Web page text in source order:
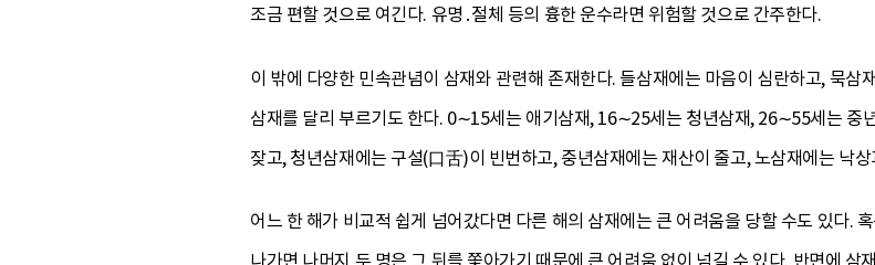
조금 편할 것으로 여긴다. 유명․절체 등의 흉한 운수라면 위험할 것으로 간주한다.
이 밖에 다양한 민속관념이 삼재와 관련해 존재한다. 들삼재에는 마음이 심란하고, 묵
삼재를 달리 부르기도 한다. 0∼15세는 애기삼재, 16∼25세는 청년삼재, 26∼55세는 중
잦고, 청년삼재에는 구설(口舌)이 빈번하고, 중년삼재에는 재산이 줄고, 노삼재에는 낙
어느 한 해가 비교적 쉽게 넘어갔다면 다른 해의 삼재에는 큰 어려움을 당할 수도 있다.